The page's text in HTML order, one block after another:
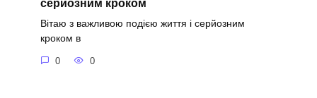
серйозним кроком
Вітаю з важливою подією життя і серйозним
кроком в
0 0